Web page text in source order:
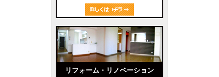
リフォーム・リノベーション